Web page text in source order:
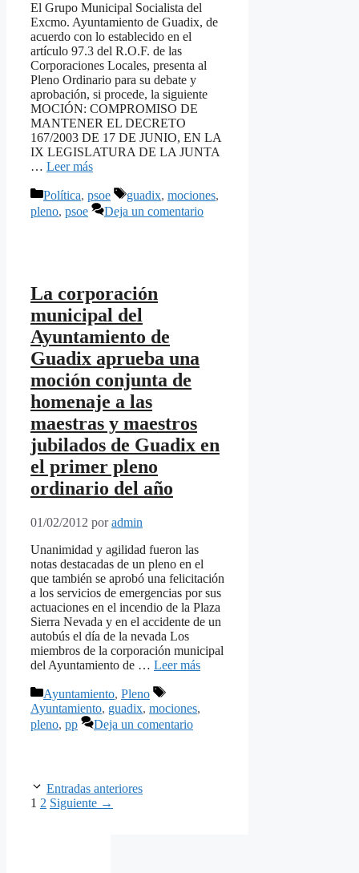
El Grupo Municipal Socialista del
Excmo. Ayuntamiento de Guadix, de
acuerdo con lo establecido en el
artículo 97.3 del R.O.F. de las
Corporaciones Locales, presenta al
Pleno Ordinario para su debate y
aprobación, si procede, la siguiente
MOCIÓN: COMPROMISO DE
MANTENER EL DECRETO
167/2003 DE 17 DE JUNIO, EN LA
IX LEGISLATURA DE LA JUNTA
… Leer más
Categorías
Política, psoe Etiquetas
guadix, mociones,
pleno, psoe Deja un comentario
La corporación
municipal del
Ayuntamiento de
Guadix aprueba una
moción conjunta de
homenaje a las
maestras y maestros
jubilados de Guadix en
el primer pleno
ordinario del año
01/02/2012 poradmin
Unanimidad y agilidad fueron las
notas destacadas de un pleno en el
que también se aprobó una felicitación
a los servicios de emergencias por sus
actuaciones en el incendio de la Plaza
Sierra Nevada y en el accidente de un
autobús el día de la nevada Los
miembros de la corporación municipal
del Ayuntamiento de … Leer más
Categorías
Ayuntamiento, Pleno
Etiquetas
Ayuntamiento, guadix, mociones,
pleno, pp Deja un comentario
Entradas anteriores
Página
1 Página
2 Siguiente →